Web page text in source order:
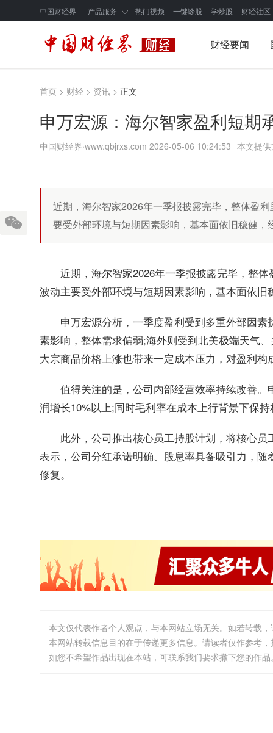
中国财经界 产品服务 热门视频 一键诊股 学炒股 财经社区
财经要闻
首页 > 财经 > 资讯 > 正文
申万宏源：海尔智家盈利短期
中国财经界·www.qbjrxs.com 2026-05-06 10:24:53 本文提
近期，海尔智家2026年一季报披露完毕，整体盈
要受外部环境与短期因素影响，基本面依旧稳健
近期，海尔智家2026年一季报披露完毕，整
波动主要受外部环境与短期因素影响，基本面依
申万宏源分析，一季度盈利受到多重外部因
素影响，整体需求偏弱;海外则受到北美极端天气
大宗商品价格上涨也带来一定成本压力，对盈利构
值得关注的是，公司内部经营效率持续改善
润增长10%以上;同时毛利率在成本上行背景下保
此外，公司推出核心员工持股计划，将核心
表示，公司分红承诺明确、股息率具备吸引力，
修复。
本文仅代表作者个人观点，与本网站立场无关。如若转载
本网站转载信息目的在于传递更多信息。请读者仅作参考
如您不希望作品出现在本站，可联系我们要求撤下您的作